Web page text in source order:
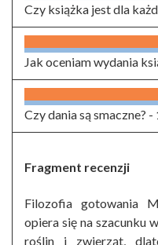
Czy książka jest dla
Jak oceniam wydania
Czy dania są smaczne? -
Fragment recenzji
Filozofia gotowania
opiera się na szacunku
roślin i zwierząt,